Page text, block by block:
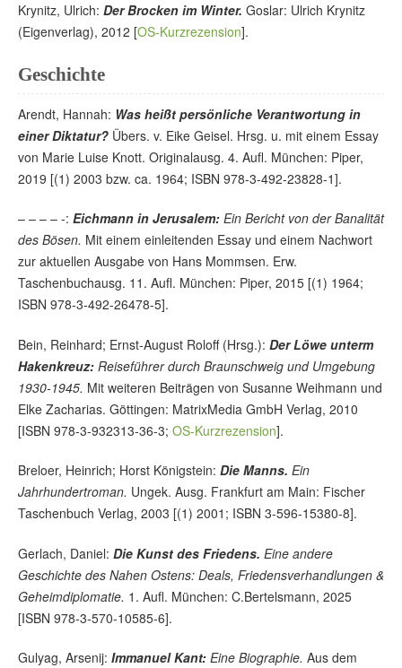
Krynitz, Ulrich: Der Brocken im Winter. Goslar: Ulrich Krynitz
(Eigenverlag), 2012 [OS-Kurzrezension].
Geschichte
Arendt, Hannah: Was heißt persönliche Verantwortung in
einer Diktatur? Übers. v. Eike Geisel. Hrsg. u. mit einem Essay
von Marie Luise Knott. Originalausg. 4. Aufl. München: Piper,
2019 [(1) 2003 bzw. ca. 1964; ISBN 978-3-492-23828-1].
– – – – -: Eichmann in Jerusalem: Ein Bericht von der Banalität
des Bösen. Mit einem einleitenden Essay und einem Nachwort
zur aktuellen Ausgabe von Hans Mommsen. Erw.
Taschenbuchausg. 11. Aufl. München: Piper, 2015 [(1) 1964;
ISBN 978-3-492-26478-5].
Bein, Reinhard; Ernst-August Roloff (Hrsg.): Der Löwe unterm
Hakenkreuz: Reiseführer durch Braunschweig und Umgebung
1930-1945. Mit weiteren Beiträgen von Susanne Weihmann und
Elke Zacharias. Göttingen: MatrixMedia GmbH Verlag, 2010
[ISBN 978-3-932313-36-3; OS-Kurzrezension].
Breloer, Heinrich; Horst Königstein: Die Manns. Ein
Jahrhundertroman. Ungek. Ausg. Frankfurt am Main: Fischer
Taschenbuch Verlag, 2003 [(1) 2001; ISBN 3-596-15380-8].
Gerlach, Daniel: Die Kunst des Friedens. Eine andere
Geschichte des Nahen Ostens: Deals, Friedensverhandlungen &
Geheimdiplomatie. 1. Aufl. München: C.Bertelsmann, 2025
[ISBN 978-3-570-10585-6].
Gulyag, Arsenij: Immanuel Kant: Eine Biographie. Aus dem